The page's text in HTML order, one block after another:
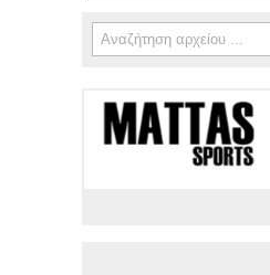
Φόρμα αναζήτησης
Αναζήτηση